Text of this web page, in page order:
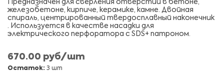
Предназначен для сверления отверстий в бетоне,
железобетоне, кирпиче, керамике, камне. Двойная
спираль, центрированный твердосплавный наконечник
. Используется в качестве насадки для
электрического перфоратора с SDS+ патроном.
670.00 руб/шт
Остаток: 3 шт